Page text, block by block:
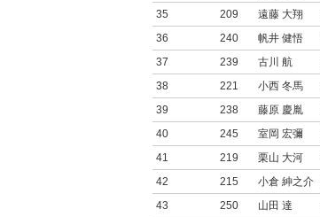
35
209 遠藤 大翔
36
240 帆井 健悟
37
239 古川 航
38
221 小西 冬馬
39
238 藤原 慶胤
40
245 室岡 宏彌
41
219 栗山 大河
42
215 小倉 紳之介
43
250 山田 達